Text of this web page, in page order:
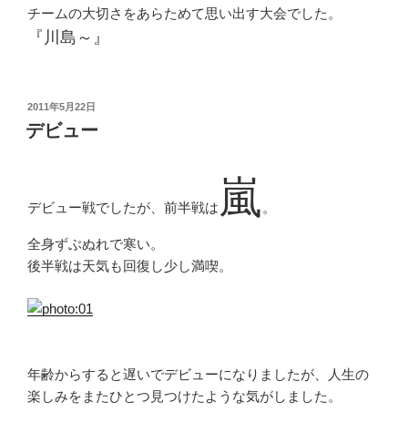
チームの大切さをあらためて思い出す大会でした。
『川島～』
投
稿
日:
2011年5月22日
デビュー
デビュー戦でしたが、前半戦は 嵐 。
全身ずぶぬれで寒い。
後半戦は天気も回復し少し満喫。
年齢からすると遅いでデビューになりましたが、人生の
楽しみをまたひとつ見つけたような気がしました。